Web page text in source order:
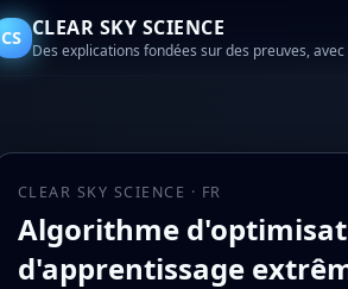
CS CLEAR SKY SCIENCE
Des explications fondées sur des preuves,
CLEAR SKY SCIENCE · FR
Algorithme
d'apprentissage